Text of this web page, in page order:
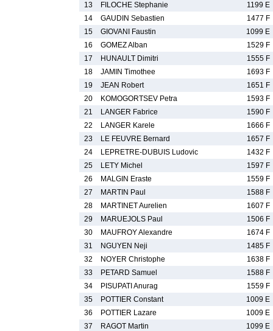
13
FILOCHE Stephanie
1199 E
14
GAUDIN Sebastien
1477 F
15
GIOVANI Faustin
1099 E
16
GOMEZ Alban
1529 F
17
HUNAULT Dimitri
1555 F
18
JAMIN Timothee
1693 F
19
JEAN Robert
1651 F
20
KOMOGORTSEV Petra
1593 F
21
LANGER Fabrice
1590 F
22
LANGER Karele
1666 F
23
LE FEUVRE Bernard
1657 F
24
LEPRETRE-DUBUIS Ludovic
1432 F
25
LETY Michel
1597 F
26
MALGIN Eraste
1559 F
27
MARTIN Paul
1588 F
28
MARTINET Aurelien
1607 F
29
MARUEJOLS Paul
1506 F
30
MAUFROY Alexandre
1674 F
31
NGUYEN Neji
1485 F
32
NOYER Christophe
1638 F
33
PETARD Samuel
1588 F
34
PISUPATI Anurag
1559 F
35
POTTIER Constant
1009 E
36
POTTIER Lazare
1009 E
37
RAGOT Martin
1099 E